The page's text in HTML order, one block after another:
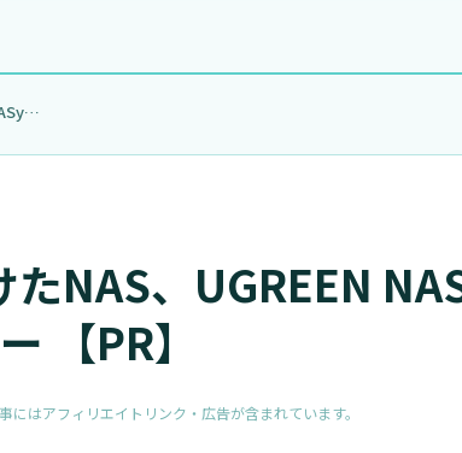
スマホ世代に向けたNAS、UGREEN NASync DX…
たNAS、UGREEN
【PR】
にはアフィリエイトリンク・広告が含まれています。